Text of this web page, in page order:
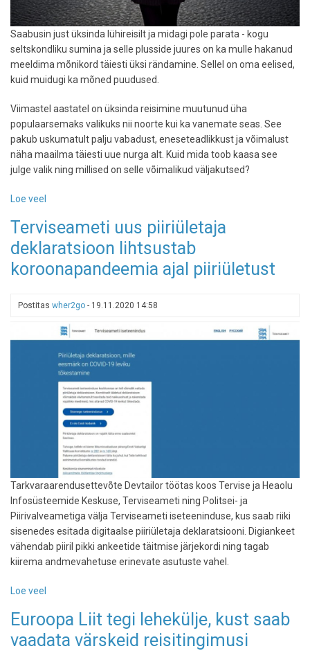
Saabusin just üksinda lühireisilt ja midagi pole parata - kogu
seltskondliku sumina ja selle plusside juures on ka mulle hakanud
meeldima mõnikord täiesti üksi rändamine. Sellel on oma eelised,
kuid muidugi ka mõned puudused.
Viimastel aastatel on üksinda reisimine muutunud üha
populaarsemaks valikuks nii noorte kui ka vanemate seas. See
pakub uskumatult palju vabadust, eneseteadlikkust ja võimalust
näha maailma täiesti uue nurga alt. Kuid mida toob kaasa see
julge valik ning millised on selle võimalikud väljakutsed?
Loe veel
reisimine:
trend,
kogub
populaarsust
Terviseameti uus piiriületaja
deklaratsioon lihtsustab
koroonapandeemia ajal piiriületust
Postitas wher2go - 19.11.2020 14:58
Tarkvaraarendusettevõte Devtailor töötas koos Tervise ja Heaolu
Infosüsteemide Keskuse, Terviseameti ning Politsei- ja
Piirivalveametiga välja Terviseameti iseteeninduse, kus saab riiki
sisenedes esitada digitaalse piiriületaja deklaratsiooni. Digiankeet
vähendab piiril pikki ankeetide täitmise järjekordi ning tagab
kiirema andmevahetuse erinevate asutuste vahel.
Loe veel
uus
piiriületaja
Euroopa Liit tegi lehekülje, kust saab
vaadata värskeid reisitingimusi